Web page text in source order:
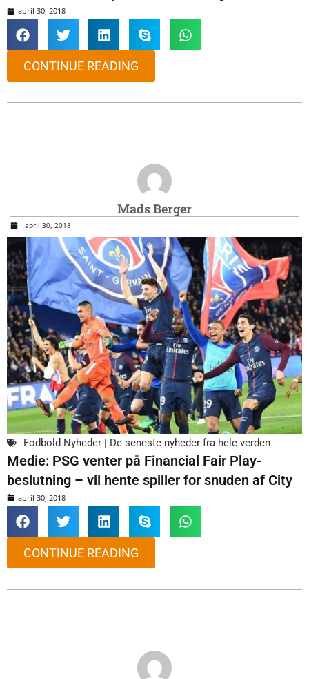
april 30, 2018
CONTINUE READING
Mads Berger
april 30, 2018
Fodbold Nyheder | De seneste nyheder fra hele verden
Medie: PSG venter på Financial Fair Play-
beslutning – vil hente spiller for snuden af City
april 30, 2018
CONTINUE READING